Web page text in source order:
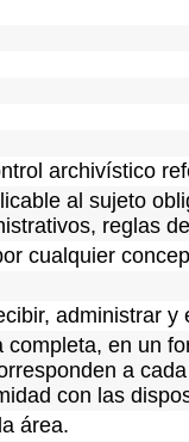
archivístico
al sujeto
reglas
cualquier
administrar y
en un
a
con las
área.